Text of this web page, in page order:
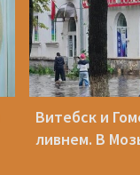
Витебск и
ливнем. В